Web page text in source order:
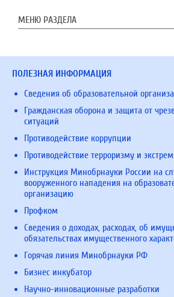
МЕНЮ РАЗДЕЛА
ПОЛЕЗНАЯ ИНФОРМАЦИЯ
Сведения об образовательной
Гражданская оборона и защита от
ситуаций
Противодействие коррупции
Противодействие терроризму и
Инструкция Минобрнауки России на
вооруженного нападения на
организацию
Профком
Сведения о доходах, расходах, об
обязательствах имущественного
Горячая линия Минобрнауки РФ
Бизнес инкубатор
Научно-инновационные разработки